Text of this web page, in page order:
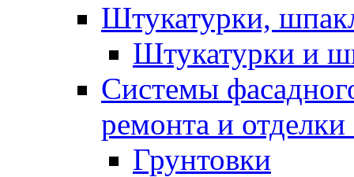
Штукатурки,
Штукатурки и
Системы
ремонта и отделки
Грунтовки